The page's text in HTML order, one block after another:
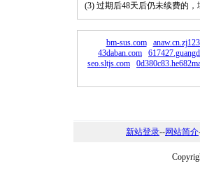
(3) 过期后48天后仍未续费的
bm-sus.com
43daban.com
seo.sltjs.com
新站登录--网站简介